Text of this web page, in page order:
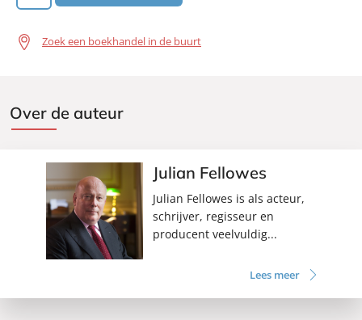
Zoek een boekhandel in de buurt
Over de auteur
Julian Fellowes
Julian Fellowes is als acteur,
schrijver, regisseur en
producent veelvuldig...
Lees meer